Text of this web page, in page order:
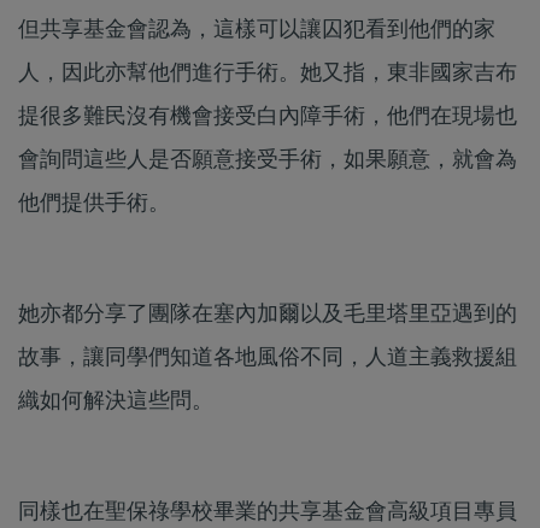
但共享基金會認為，這樣可以讓囚犯看到他們的家
人，因此亦幫他們進行手術。她又指，東非國家吉布
提很多難民沒有機會接受白內障手術，他們在現場也
會詢問這些人是否願意接受手術，如果願意，就會為
他們提供手術。
她亦都分享了團隊在塞內加爾以及毛里塔里亞遇到的
故事，讓同學們知道各地風俗不同，人道主義救援組
織如何解決這些問。
同樣也在聖保祿學校畢業的共享基金會高級項目專員